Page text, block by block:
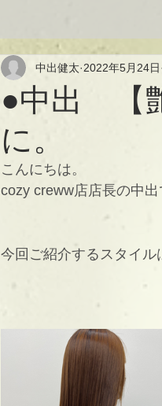
●中出 【
に。
中出健太 2022年5月24日
こんにちは。
cozy creww店店長の中出
今回ご紹介するスタイル